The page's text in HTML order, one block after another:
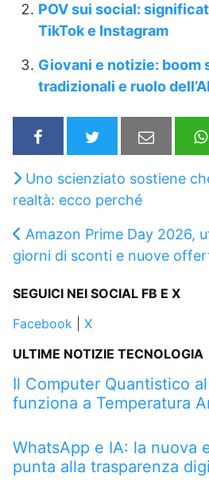
POV sui social:
TikTok e Instagram
Giovani e notizie: boom
tradizionali e ruolo dell’AI
Uno scienziato sostiene
realtà: ecco perché
Amazon Prime Day 2026,
giorni di sconti e nuove
SEGUICI NEI SOCIAL FB E X
Facebook
X
ULTIME NOTIZIE TECNOLOGIA
Il Computer Quantistico
funziona a Temperatura
WhatsApp e IA: la nuova
punta alla trasparenza